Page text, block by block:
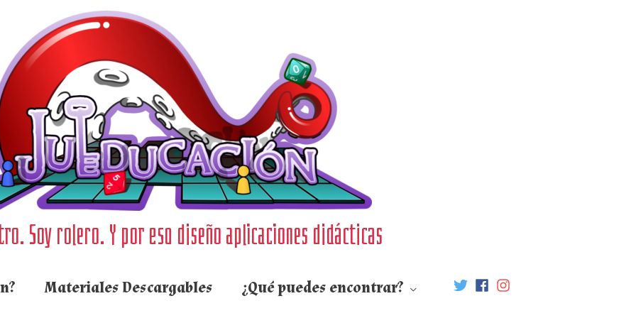
Soy rolero. Y por eso diseño aplicaciones didácticas
Materiales Descargables ¿Qué puedes encontrar?